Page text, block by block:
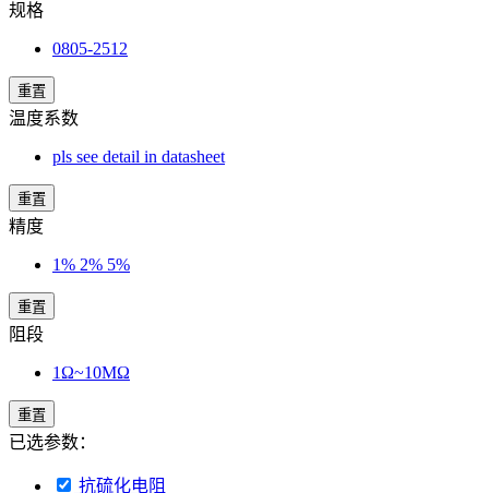
规格
0805-2512
重置
温度系数
pls see detail in datasheet
重置
精度
1% 2% 5%
重置
阻段
1Ω~10MΩ
重置
已选参数：
抗硫化电阻